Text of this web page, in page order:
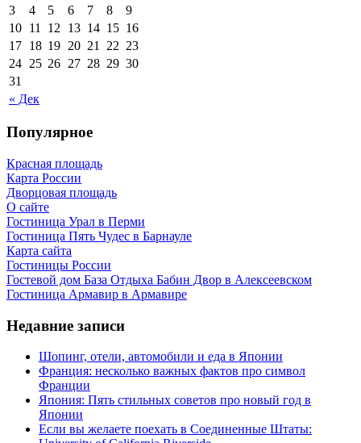
« Дек
3
4 5 6 7 8
9
10 11 12 13 14 15 16
17 18 19 20 21 22 23
24 25 26 27 28 29 30
31
Популярное
Красная площадь
Карта России
Дворцовая площадь
О сайте
Гостиница Урал в Перми
Гостиница Пять Чудес в Барнауле
Карта сайта
Гостиницы России
Гостевой дом База Отдыха Бабин Двор в Алексеевском
Гостиница Армавир в Армавире
Недавние записи
Шопинг, отели, автомобили и еда в Японии
Франция: несколько важных фактов про символ
Франции
Япония: Пять стильных советов про новый год в
Японии
Если вы желаете поехать в Соединенные Штаты: